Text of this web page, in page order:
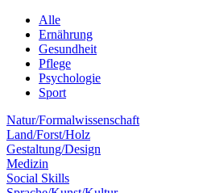
Alle
Ernährung
Gesundheit
Pflege
Psychologie
Sport
Natur/Formalwissenschaft
Land/Forst/Holz
Gestaltung/Design
Medizin
Social Skills